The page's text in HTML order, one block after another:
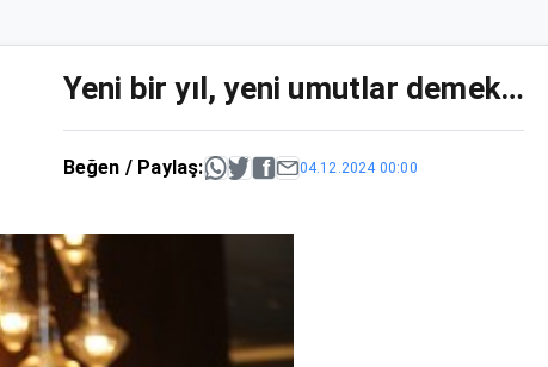
Yeni bir yıl, yeni umutlar demek…
Beğen / Paylaş: 04.12.2024 00:00